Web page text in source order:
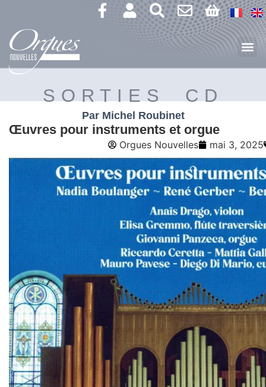
SORTIES CD
Par Michel Roubinet
Œuvres pour instruments et orgue
Orgues Nouvelles mai 3, 2025